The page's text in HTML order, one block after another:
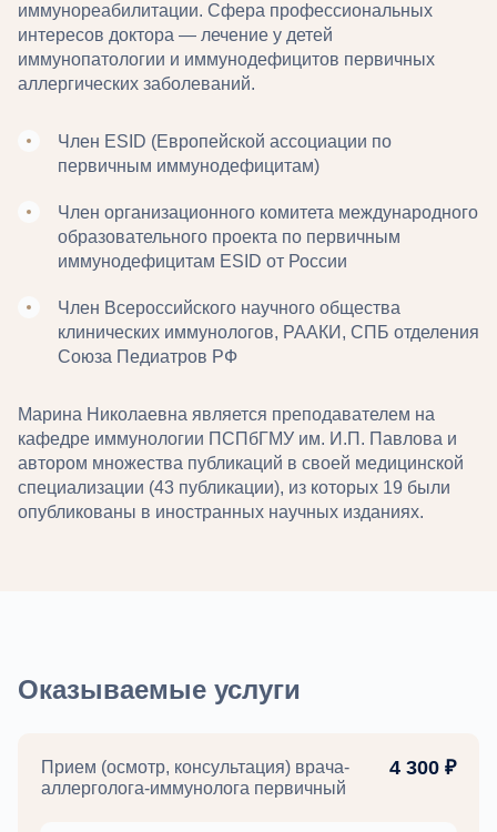
иммунореабилитации. Сфера профессиональных
интересов доктора — лечение у детей
иммунопатологии и иммунодефицитов первичных
аллергических заболеваний.
Член ESID (Европейской ассоциации по
первичным иммунодефицитам)
Член организационного комитета международного
образовательного проекта по первичным
иммунодефицитам ESID от России
Член Всероссийского научного общества
клинических иммунологов, РААКИ, СПБ отделения
Союза Педиатров РФ
Марина Николаевна является преподавателем на
кафедре иммунологии ПСПбГМУ им. И.П. Павлова и
автором множества публикаций в своей медицинской
специализации (43 публикации), из которых 19 были
опубликованы в иностранных научных изданиях.
Оказываемые услуги
Прием (осмотр, консультация) врача-
аллерголога-иммунолога первичный
4 300 ₽